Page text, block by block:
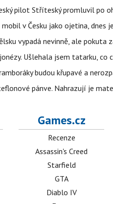
pilot Stříteský promluvil po
v Česku jako ojetina,
vypadá nevinně, ale
Ušlehala jsem tatarku, co
budou křupavé a
pánve. Nahrazují je
Games.cz
Recenze
Assassin's Creed
Starfield
GTA
Diablo IV